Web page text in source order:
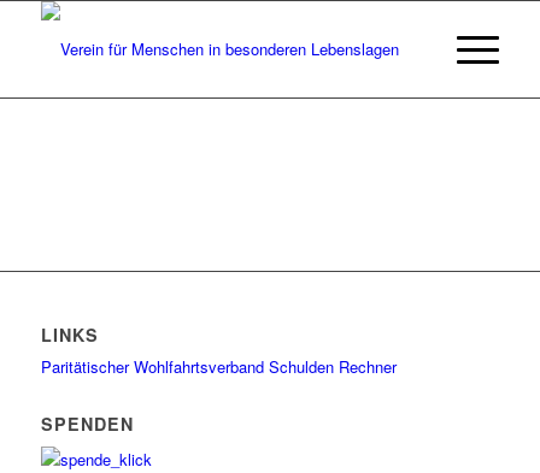
LINKS
Paritätischer Wohlfahrtsverband Schulden Rechner
SPENDEN